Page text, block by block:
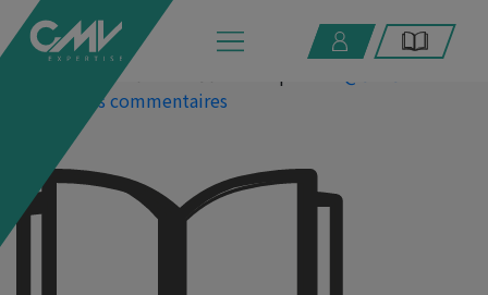
base-documentaire
8 septembre 2021 17h30
Laissez vos commentaires